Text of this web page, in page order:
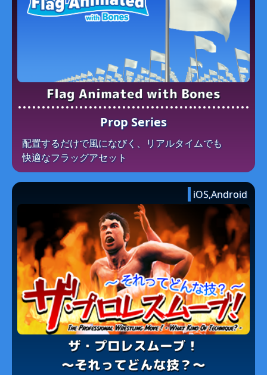
Flag Animated with Bones
Prop Series
配置するだけで​風に​なびく、​リアルタイムでも​
快適な​フラッグアセット
iOS,Android
ザ・プロレスムーブ！
～それって​どんな​技？​～